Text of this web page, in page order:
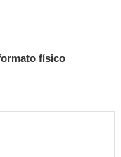
físico